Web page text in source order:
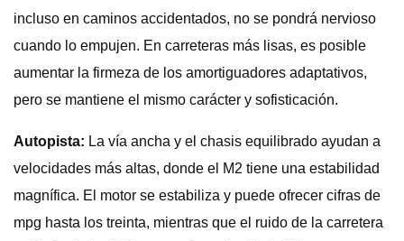
incluso en caminos accidentados, no se pondrá nervioso
cuando lo empujen. En carreteras más lisas, es posible
aumentar la firmeza de los amortiguadores adaptativos,
pero se mantiene el mismo carácter y sofisticación.
Autopista: La vía ancha y el chasis equilibrado ayudan a
velocidades más altas, donde el M2 tiene una estabilidad
magnífica. El motor se estabiliza y puede ofrecer cifras de
mpg hasta los treinta, mientras que el ruido de la carretera